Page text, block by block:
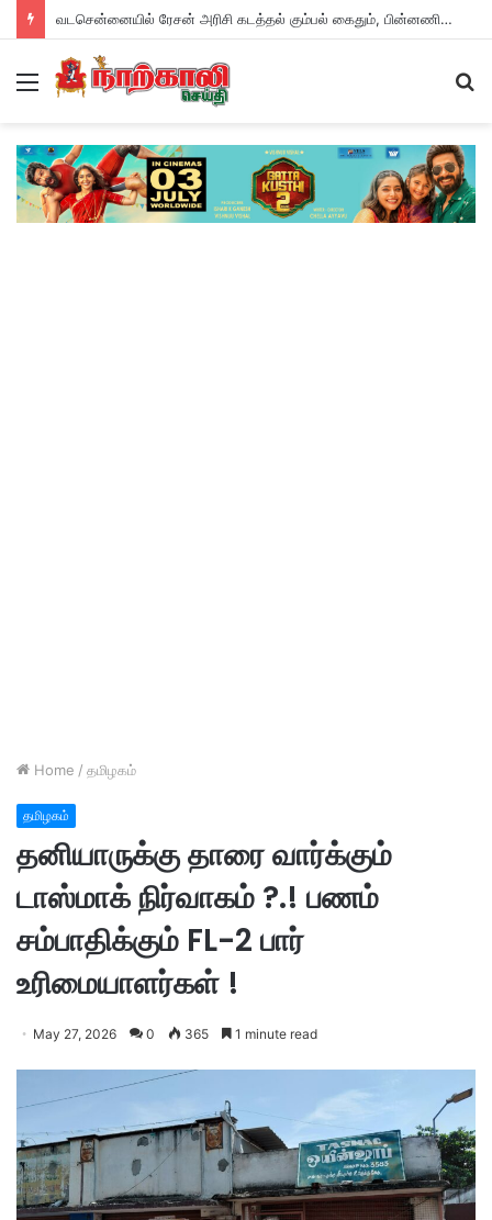
வடசென்னையில் ரேசன் அரிசி கடத்தல் கும்பல் கைதும், பின்னணியும் !
Menu
Home / தமிழகம்
தமிழகம்
தனியாருக்கு தாரை வார்க்கும்
டாஸ்மாக் நிர்வாகம் ?.! பணம்
சம்பாதிக்கும் FL-2 பார்
உரிமையாளர்கள் !
May 27, 2026 0 365 1 minute read